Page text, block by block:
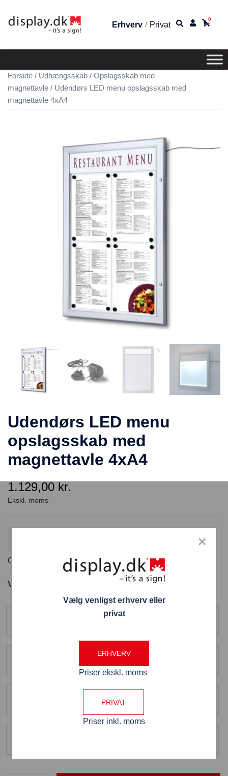
Erhverv / Privat
0
Forside / Udhængsskab / Opslagsskab med
magnettavle / Udendørs LED menu opslagsskab med
magnettavle 4xA4
Udendørs LED menu
opslagsskab med
magnettavle 4xA4
1.129,00 kr.
Outdoor LED Menucase 4 x A4 (51×78 cm)
Varenummer: SCZ4xA4LED
Med eller uden LED
Vælg venligst erhverv eller
privat
ERHVERV
Priser ekskl. moms
PRIVAT
Priser inkl. moms
×